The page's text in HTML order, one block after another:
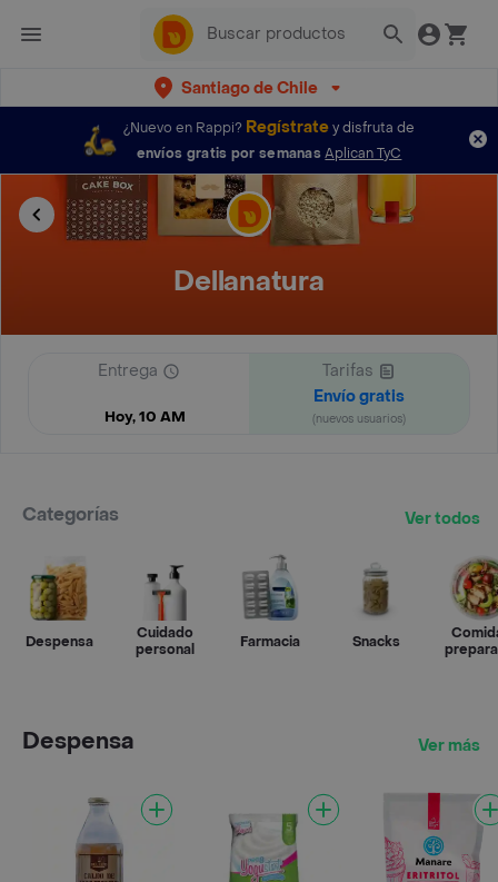
Santiago de Chile
¿Nuevo en Rappi? Regístratey disfruta de
envíos gratis por semanas Aplican TyC
Dellanatura
Entrega
Hoy, 10 AM
Tarifas
Envío gratis
(nuevos usuarios)
Categorías Ver todos
Despensa
Cuidado
personal
Farmacia Snacks
Despensa Ver más